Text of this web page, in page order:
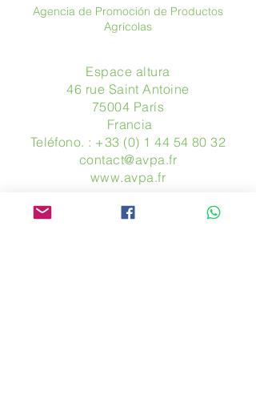
Agencia de Promoción de Productos
Agrícolas
Espace altura
46 rue Saint Antoine
75004 París
​ Francia
Teléfono. : +33 (0) 1 44 54 80 32
contact@avpa.fr
www.avpa.fr